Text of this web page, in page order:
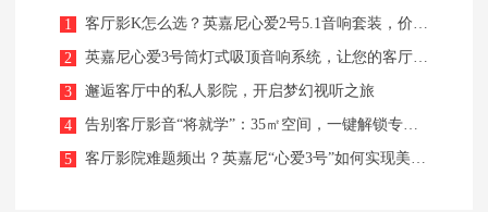
1 客厅影K怎么选？英嘉尼心爱2号5.1音响套装，价格配置全解析。
2 英嘉尼心爱3号筒灯式吸顶音响系统，让您的客厅秒变K歌影院！
3 邂逅客厅中的私人影院，开启梦幻视听之旅
4 告别客厅影音“将就学”：35㎡空间，一键解锁专业音影K三栖体验！
5 客厅影院难题频出？英嘉尼“心爱3号”如何实现美观与音质兼得